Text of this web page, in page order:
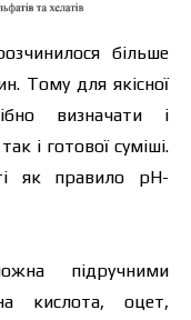
більше
Тому для якісної
визначати і
і готової суміші.
як правило рН-
підручними
кислота, оцет,
доставки.
заповніть